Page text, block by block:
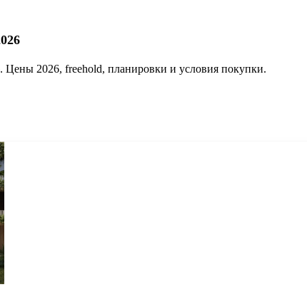
2026, freehold, планировки и условия покупки.